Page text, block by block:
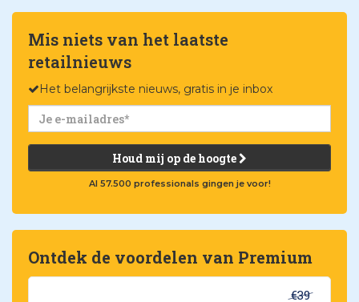
Mis niets van het laatste
retailnieuws
Het belangrijkste nieuws, gratis in je inbox
Houd mij op de hoogte
Al 57.500 professionals gingen je voor!
Ontdek de voordelen van Premium
€39